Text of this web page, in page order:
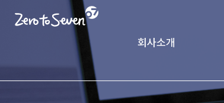
회사소개